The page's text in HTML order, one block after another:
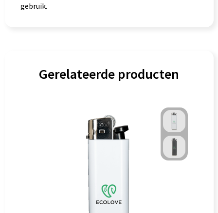
gebruik.
Gerelateerde producten